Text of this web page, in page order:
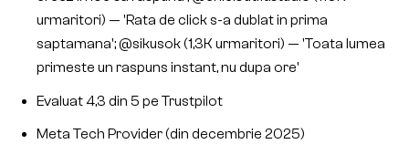
urmaritori) — 'Rata de click s-a dublat in prima
saptamana'; @sikusok (1,3K urmaritori) — 'Toata lumea
primeste un raspuns instant, nu dupa ore'
Evaluat 4,3 din 5 pe Trustpilot
Meta Tech Provider (din decembrie 2025)